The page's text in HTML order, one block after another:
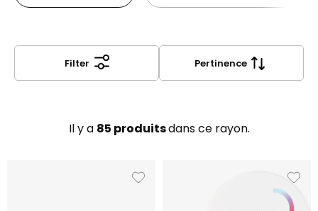
Filter Pertinence
Il y a 85 produitsdans ce rayon.